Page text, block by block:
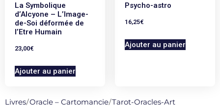
La Symbolique
d’Alcyone – L’Image-
de-Soi déformée de
l’Etre Humain
23,00€
Ajouter au panier
Psycho-astro
16,25€
Ajouter au panier
Livres/Oracle – Cartomancie/Tarot-Oracles-Art